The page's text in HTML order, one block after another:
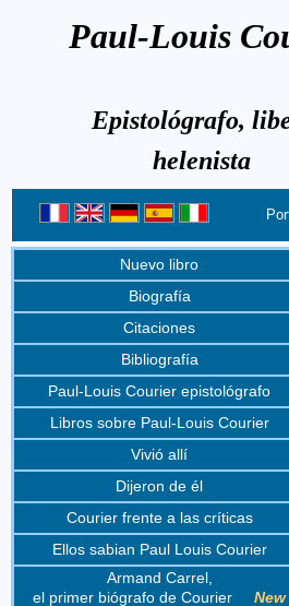
Paul-Louis
Epistológrafo,
helenista
Nuevo libro
Biografía
Citaciones
Bibliografía
Paul-Louis Courier epistológrafo
Libros sobre Paul-Louis Courier
Vivió allí
Dijeron de él
Courier frente a las críticas
Ellos sabian Paul Louis Courier
Armand Carrel,
el primer biógrafo de Courier New